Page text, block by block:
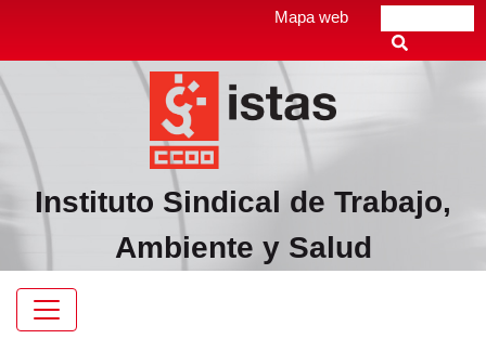
contenido
principal
Mapa web
Instituto Sindical de Trabajo,
Ambiente y Salud
Navegación